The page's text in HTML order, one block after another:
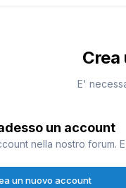
Crea
E'
un account
nella nostro forum.
un nuovo account